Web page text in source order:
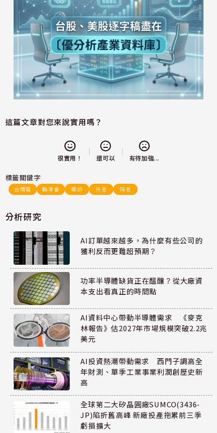
這篇文章對您來說實用嗎？
很實用！ 還可以 有待加強...
標籤關鍵字
台積電 聯準會 華許 升息 降息
分析研究
AI訂單越來越多，為什麼有些公司的
獲利反而更難超預期？
功率半導體缺貨正在醞釀？從大廠資
本支出看真正的時間點
AI資料中心帶動半導體需求 《麥克
林報告》估2027年市場規模突破2.2兆
美元
AI投資熱潮帶動需求 西門子調高全
年財測、單季工業事業利潤創歷史新
高
全球第二大矽晶圓廠SUMCO(3436-
JP)陷折舊高峰 新廠投產拖累前三季
虧損擴大